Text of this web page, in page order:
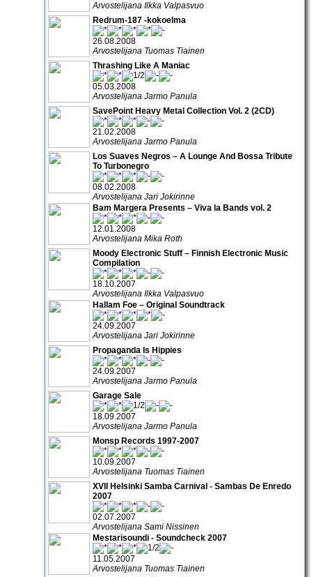
Arvostelijana Ilkka Valpasvuo
Redrum-187 -kokoelma
26.08.2008
Arvostelijana Tuomas Tiainen
Thrashing Like A Maniac
05.03.2008
Arvostelijana Jarmo Panula
SavePoint Heavy Metal Collection Vol. 2 (2CD)
21.02.2008
Arvostelijana Jarmo Panula
Los Suaves Negros – A Lounge And Bossa Tribute
To Turbonegro
08.02.2008
Arvostelijana Jari Jokirinne
Bam Margera Presents – Viva la Bands vol. 2
12.01.2008
Arvostelijana Mika Roth
Moody Electronic Stuff – Finnish Electronic Music
Compilation
18.10.2007
Arvostelijana Ilkka Valpasvuo
Hallam Foe – Original Soundtrack
24.09.2007
Arvostelijana Jari Jokirinne
Propaganda Is Hippies
24.09.2007
Arvostelijana Jarmo Panula
Garage Sale
18.09.2007
Arvostelijana Jarmo Panula
Monsp Records 1997-2007
10.09.2007
Arvostelijana Tuomas Tiainen
XVII Helsinki Samba Carnival - Sambas De Enredo
2007
02.07.2007
Arvostelijana Sami Nissinen
Mestarisoundi - Soundcheck 2007
11.05.2007
Arvostelijana Tuomas Tiainen